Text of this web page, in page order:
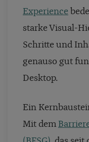
Experience
starke Visual-
Schritte und
genauso gut
Desktop.
Ein
Mit dem